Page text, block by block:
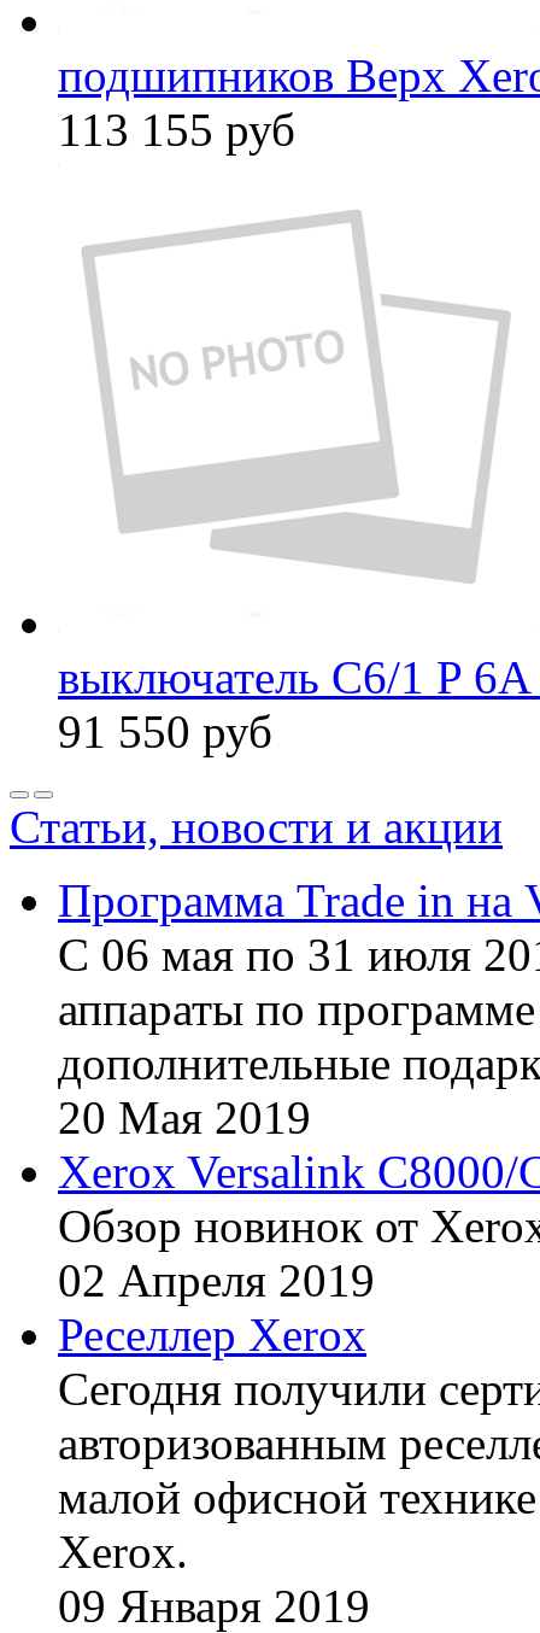
подшипников Верх
113 155 руб
выключатель C6/1 P
91 550 руб
Статьи, новости и акции
Программа Trade in на
С 06 мая по 31 июля
аппараты по
дополнительные
20 Мая 2019
Xerox Versalink C8000/
Обзор новинок от
02 Апреля 2019
Реселлер Xerox
Сегодня получили
авторизованным
малой офисной
Xerox.
09 Января 2019